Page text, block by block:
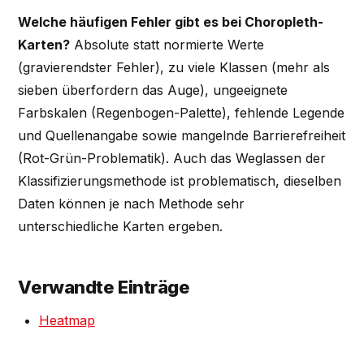
Welche häufigen Fehler gibt es bei Choropleth-
Karten? Absolute statt normierte Werte
(gravierendster Fehler), zu viele Klassen (mehr als
sieben überfordern das Auge), ungeeignete
Farbskalen (Regenbogen-Palette), fehlende Legende
und Quellenangabe sowie mangelnde Barrierefreiheit
(Rot-Grün-Problematik). Auch das Weglassen der
Klassifizierungsmethode ist problematisch, dieselben
Daten können je nach Methode sehr
unterschiedliche Karten ergeben.
Verwandte Einträge
Heatmap